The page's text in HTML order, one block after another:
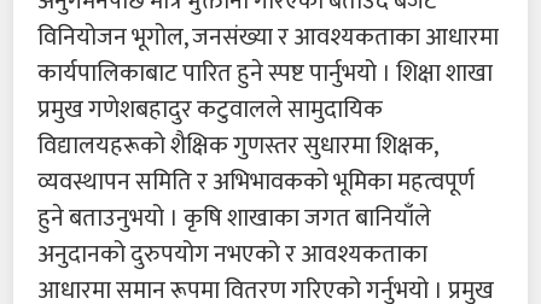
विनियोजन भूगोल, जनसंख्या र आवश्यकताका आधारमा
कार्यपालिकाबाट पारित हुने स्पष्ट पार्नुभयो । शिक्षा शाखा
प्रमुख गणेशबहादुर कटुवालले सामुदायिक
विद्यालयहरूको शैक्षिक गुणस्तर सुधारमा शिक्षक,
व्यवस्थापन समिति र अभिभावकको भूमिका महत्वपूर्ण
हुने बताउनुभयो । कृषि शाखाका जगत बानियाँले
अनुदानको दुरुपयोग नभएको र आवश्यकताका
आधारमा समान रूपमा वितरण गरिएको गर्नुभयो । प्रमुख